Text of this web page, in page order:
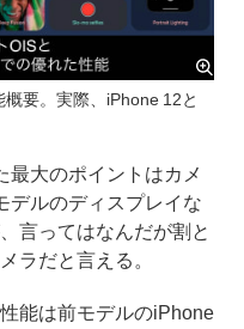
要。実際、iPhone 12と
大のポイントはカメ
デルのディスプレイな
言ってはなんだが割と
ラだと言える。
能は前モデルのiPhone